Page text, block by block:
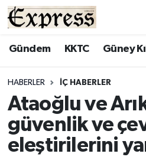
Gündem KKTC Güney
HABERLER İÇ HABERLER
Ataoğlu ve
güvenlik ve
eleştirilerini
ALAYKÖY
BİLİM
ÇATALKÖY
Hava Durumu
Süper Lig Puan Durumu
Tüm Manşetler